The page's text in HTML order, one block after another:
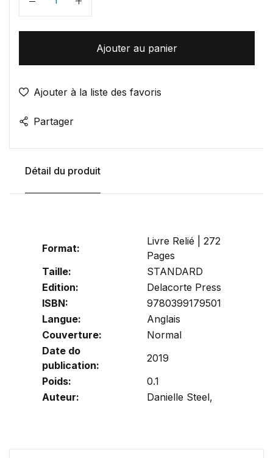
Quantité
Ajouter au panier
Ajouter à la liste des favoris
Partager
Détail du produit
Format:
Livre Relié | 272
Pages
Taille:
STANDARD
Edition:
Delacorte Press
ISBN:
9780399179501
Langue:
Anglais
Couverture:
Normal
Date do
publication:
2019
Poids:
0.1
Auteur:
Danielle Steel,